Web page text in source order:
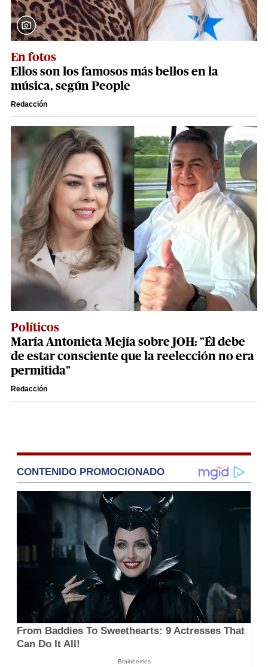
En fotos
Ellos son los famosos más bellos en la
música, según People
Redacción
Políticos
María Antonieta Mejía sobre JOH: "Él debe
de estar consciente que la reelección no era
permitida"
Redacción
CONTENIDO PROMOCIONADO
From Baddies To Sweethearts: 9 Actresses That
Can Do It All!
Brainberries